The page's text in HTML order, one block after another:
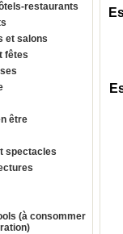
restaurants
et salons
fêtes
être
spectacles
(à consommer